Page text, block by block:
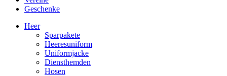
Geschenke
Heer
Sparpakete
Heeresuniform
Uniformjacke
Diensthemden
Hosen